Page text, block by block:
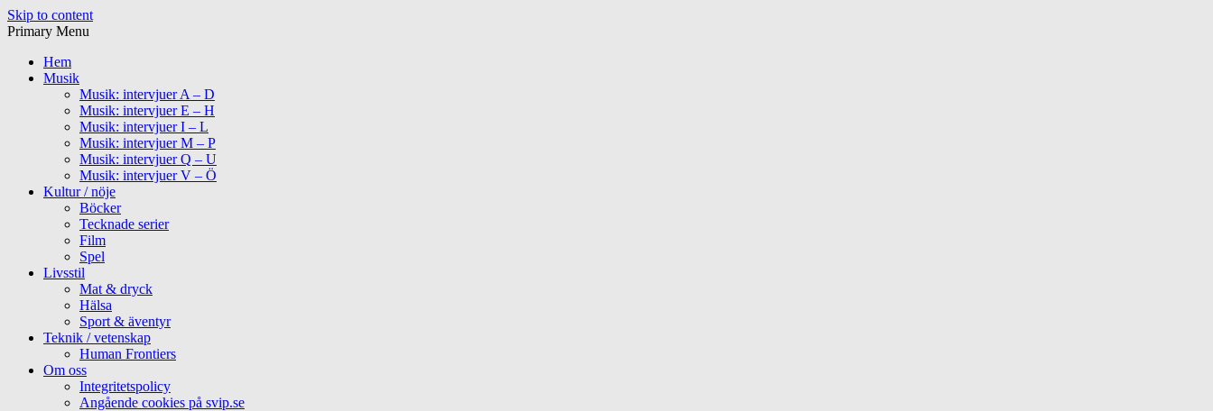
Skip to content
Primary Menu
Hem
Musik
Musik: intervjuer A – D
Musik: intervjuer E – H
Musik: intervjuer I – L
Musik: intervjuer M – P
Musik: intervjuer Q – U
Musik: intervjuer V – Ö
Kultur / nöje
Böcker
Tecknade serier
Film
Spel
Livsstil
Mat & dryck
Hälsa
Sport & äventyr
Teknik / vetenskap
Human Frontiers
Om oss
Integritetspolicy
Angående cookies på svip.se